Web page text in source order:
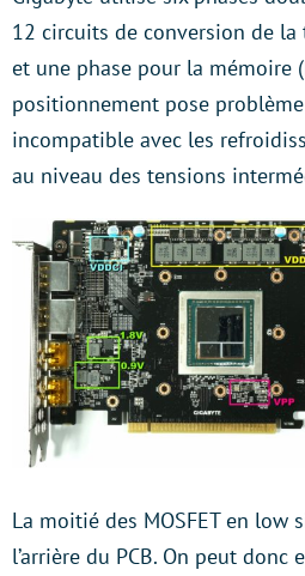
12 circuits de conversion de la
et une phase pour la mémoire
positionnement pose
incompatible avec les
au niveau des tensions
La moitié des MOSFET en low
l’arrière du PCB. On peut donc